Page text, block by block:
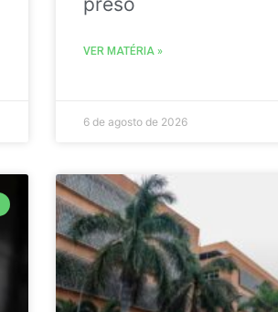
VER MATÉRIA »
6 de agosto de 2026